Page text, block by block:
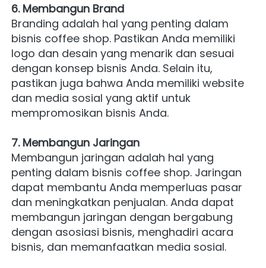
6. Membangun Brand
Branding adalah hal yang penting dalam
bisnis coffee shop. Pastikan Anda memiliki
logo dan desain yang menarik dan sesuai
dengan konsep bisnis Anda. Selain itu,
pastikan juga bahwa Anda memiliki website
dan media sosial yang aktif untuk
mempromosikan bisnis Anda.
7. Membangun Jaringan
Membangun jaringan adalah hal yang
penting dalam bisnis coffee shop. Jaringan
dapat membantu Anda memperluas pasar
dan meningkatkan penjualan. Anda dapat
membangun jaringan dengan bergabung
dengan asosiasi bisnis, menghadiri acara
bisnis, dan memanfaatkan media sosial.